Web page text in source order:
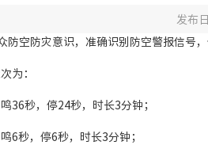
发布
防空防灾意识，准确识别防空警报信号
为：
36秒，停24秒，时长3分钟；
6秒，停6秒，时长3分钟；